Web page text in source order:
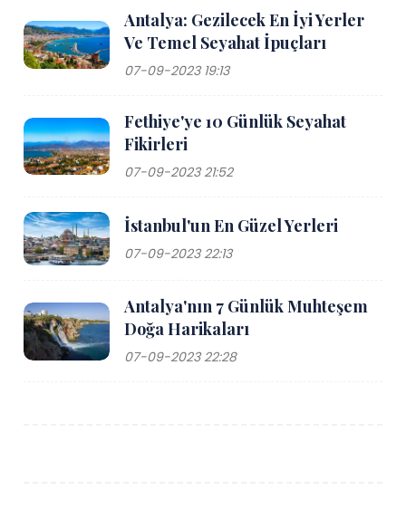
Antalya: Gezilecek En İyi Yerler
Ve Temel Seyahat İpuçları
07-09-2023 19:13
Fethiye'ye 10 Günlük Seyahat
Fikirleri
07-09-2023 21:52
İstanbul'un En Güzel Yerleri
07-09-2023 22:13
Antalya'nın 7 Günlük Muhteşem
Doğa Harikaları
07-09-2023 22:28